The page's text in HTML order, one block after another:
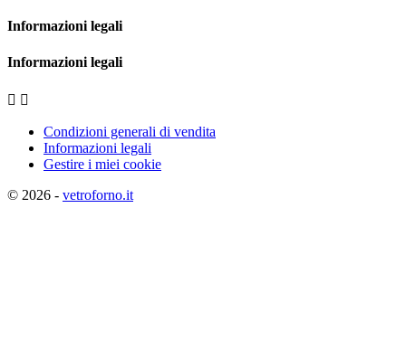
Informazioni legali
Informazioni legali
 
Condizioni generali di vendita
Informazioni legali
Gestire i miei cookie
© 2026 - vetroforno.it